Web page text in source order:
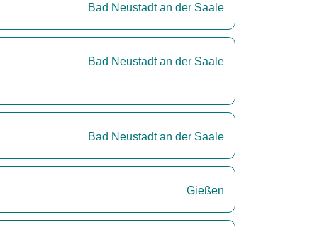
Bad Neustadt an der Saale
Bad Neustadt an der Saale
Bad Neustadt an der Saale
Gießen